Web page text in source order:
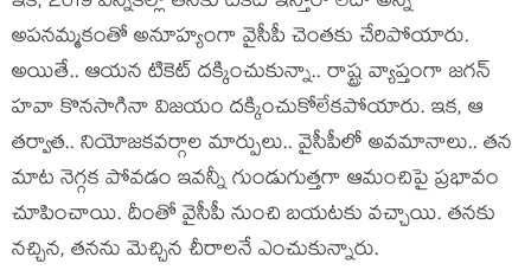
అప‌న‌మ్మ‌కంతో అనూహ్యంగా వైసీపీ చెంత‌కు చేరిపోయారు.
అయితే.. ఆయ‌న టికెట్ ద‌క్కించుకున్నా.. రాష్ట్ర వ్యాప్తంగా జ‌గ‌న్
హ‌వా కొన‌సాగినా విజ‌యం ద‌క్కించుకోలేకపోయారు. ఇక‌, ఆ
త‌ర్వాత‌.. నియోజ‌క‌వ‌ర్గాల మార్పులు.. వైసీపీలో అవ‌మానాలు.. త‌న
మాట నెగ్గ‌క పోవ‌డం ఇవ‌న్నీ గుండుగుత్త‌గా ఆమంచిపై ప్ర‌భావం
చూపించాయి. దీంతో వైసీపీ నుంచి బ‌య‌ట‌కు వ‌చ్చాయి. త‌న‌కు
న‌చ్చిన, త‌న‌ను మెచ్చిన‌ చీరాల‌నే ఎంచుకున్నారు.